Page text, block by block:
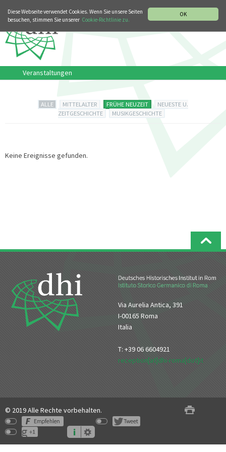
OK
Diese Webseite verwendet Cookies. Wenn Sie unsere Seiten
besuchen, stimmen Sie unserer Cookie-Richtlinie zu.
Veranstaltungen
ALLE MITTELALTER FRÜHE NEUZEIT
NEUESTE U.
ZEITGESCHICHTE
MUSIKGESCHICHTE
Keine Ereignisse gefunden.
Via Aurelia Antica, 391
I-00165 Roma
Italia
T: +39 06 6604921
reception[at]dhi-roma[dot]it
© 2019 Alle Rechte vorbehalten.